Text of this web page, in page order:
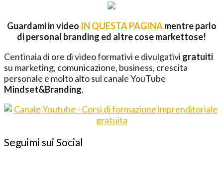
Guardami in video IN QUESTA PAGINAmentre parlo
di personal branding ed altre cose markettose!
Centinaia di ore di video formativi e divulgativi gratuiti
su marketing, comunicazione, business, crescita
personale e molto alto sul canale YouTube
Mindset&Branding.
Seguimi sui Social